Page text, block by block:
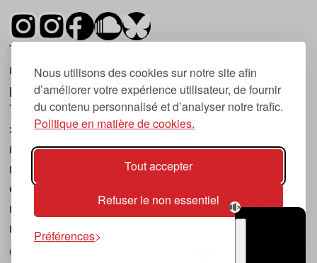
Nous utilisons des cookies sur notre site afin
d’améliorer votre expérience utilisateur, de fournir
du contenu personnalisé et d’analyser notre trafic.
Politique en matière de cookies.
Tout accepter
Refuser le non essentiel
Préférences
Tsugi est un mensuel indépendant sur la
musique et les nouvelles tendances, dont la
première parution date de 2007.
Tsugi en japonais signifie « prochain », « suivant
», ce qui correspond à la thématique du
magazine, à l’affût des nouvelles tendances
musicales, qu’elles viennent de la musique
électronique, du rock ou du hip hop, et des
nouveaux phénomènes de société liés à la
musique.
POLITIQUE DE COOKIES (UE)